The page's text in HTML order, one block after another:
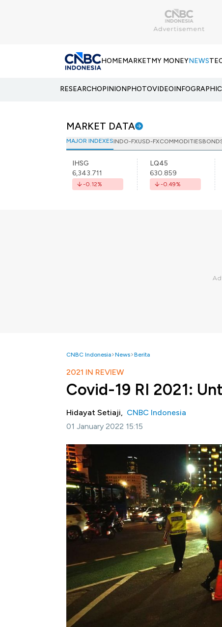
HOMEMARKETMY MONEYNEWS
RESEARCHOPINIONPHOTOVIDEOINFOGRAPHIC
MARKET DATA
MAJOR INDEXESINDO-FXUSD-FXCOMMODITIES
IHSG
6,343.711
-0.12%
LQ45
630.859
-0.49%
CNBC Indonesia News Berita
2021 IN REVIEW
Covid-19 RI 2021:
Hidayat Setiaji, CNBC Indonesia
01 January 2022 15:15